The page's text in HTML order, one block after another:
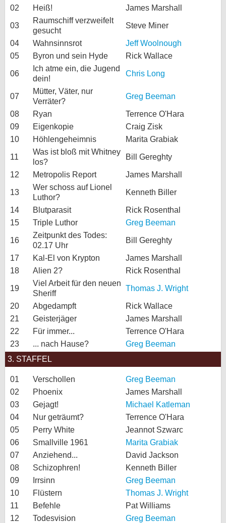
02 Heiß! James Marshall
03
Raumschiff verzweifelt
gesucht
Steve Miner
04 Wahnsinnsrot
Jeff Woolnough
05
Byron und sein Hyde Rick Wallace
06
Ich atme ein, die Jugend
dein!
Chris Long
07
Mütter, Väter, nur
Verräter?
Greg Beeman
08 Ryan
Terrence O'Hara
09
Eigenkopie
Craig Zisk
10
Höhlengeheimnis Marita Grabiak
11
Was ist bloß mit Whitney
los?
Bill Gereghty
12 Metropolis Report James Marshall
13
Wer schoss auf Lionel
Luthor?
Kenneth Biller
14 Blutparasit
Rick Rosenthal
15
Triple Luthor Greg Beeman
16
Zeitpunkt des Todes:
02.17 Uhr
Bill Gereghty
17 Kal-El von Krypton
James Marshall
18
Alien 2? Rick Rosenthal
19
Viel Arbeit für den neuen
Sheriff
Thomas J. Wright
20 Abgedampft
Rick Wallace
21
Geisterjäger
James Marshall
22
Für immer...
Terrence O'Hara
23
... nach Hause?
Greg Beeman
3. STAFFEL
01 Verschollen
Greg Beeman
02
Phoenix
James Marshall
03
Gejagt!
Michael Katleman
04
Nur geträumt?
Terrence O'Hara
05
Perry White
Jeannot Szwarc
06
Smallville 1961
Marita Grabiak
07
Anziehend...
David Jackson
08
Schizophren!
Kenneth Biller
09
Irrsinn
Greg Beeman
10
Flüstern
Thomas J. Wright
11
Befehle
Pat Williams
12
Todesvision
Greg Beeman